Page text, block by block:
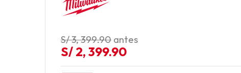
S/ 3, 399.90 antes
S/ 2, 399.90